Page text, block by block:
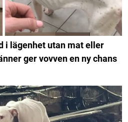
i lägenhet utan mat eller
ger vovven en ny chans